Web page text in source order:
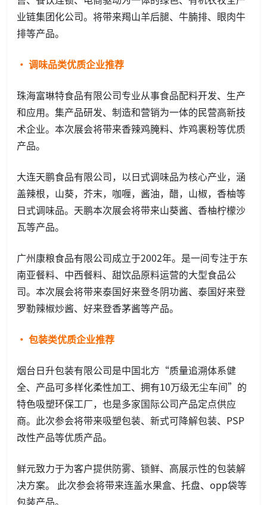
业链集团化公司。将带来羯山羊后腿、牛腩排、眼肉牛
排等产品。
· 调味品类优质企业推荐
珠海富琳特食品有限公司专业从事食品配料开发、生产
和应用。集产品研发、制造和营销为一体的民营高新技
术企业。本次展会将带来香辣鸡腌料、炸鸡裹粉等优质
产品。
大连天鹏食品有限公司，以日式调味品为核心产业，涵
盖辣根，山葵，芥末，咖喱，酱油，醋，山椒，香柚等
日式调味品。天鹏本次展会将带来山葵酱、香柚柠檬沙
瓦等产品。
广州康粮食品有限公司成立于2002年。是一间专注于东
南亚餐料、中西餐料、甜饮品原料运营的大型食品公
司。本次展会将带来泰国好来登冬阴功酱、泰国好来登
罗勒辣椒炒酱、好来登香茅酱等产品。
· 包装类优质企业推荐
烟台日升包装有限公司是中国北方“质量追溯体系健
全、产品可多样化柔性加工、拥有10万级无尘车间”的
特色吸塑环保工厂，也是多家国际公司产品定点供应
商。此次参会将带来吸塑包装、新式可降解包装、PSP
改性产品等优质产品。
鲜元致力于为客户提供防雾、锁鲜、高展示性的包装解
决方案。 此次参会将带来连盖水果盒、托盘、opp袋等
包装产品。